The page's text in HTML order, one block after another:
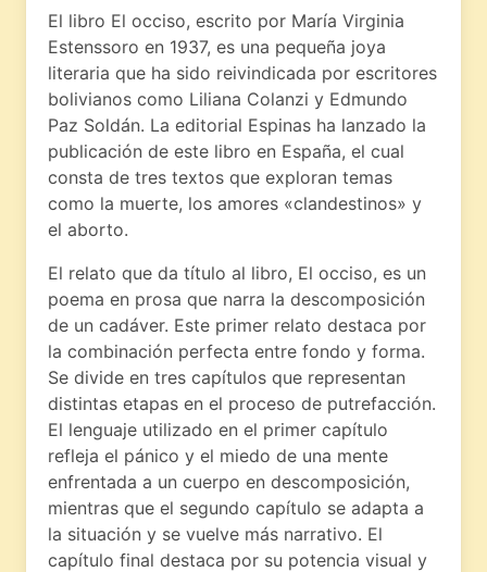
El libro El occiso, escrito por María Virginia
Estenssoro en 1937, es una pequeña joya
literaria que ha sido reivindicada por escritores
bolivianos como Liliana Colanzi y Edmundo
Paz Soldán. La editorial Espinas ha lanzado la
publicación de este libro en España, el cual
consta de tres textos que exploran temas
como la muerte, los amores «clandestinos» y
el aborto.
El relato que da título al libro, El occiso, es un
poema en prosa que narra la descomposición
de un cadáver. Este primer relato destaca por
la combinación perfecta entre fondo y forma.
Se divide en tres capítulos que representan
distintas etapas en el proceso de putrefacción.
El lenguaje utilizado en el primer capítulo
refleja el pánico y el miedo de una mente
enfrentada a un cuerpo en descomposición,
mientras que el segundo capítulo se adapta a
la situación y se vuelve más narrativo. El
capítulo final destaca por su potencia visual y